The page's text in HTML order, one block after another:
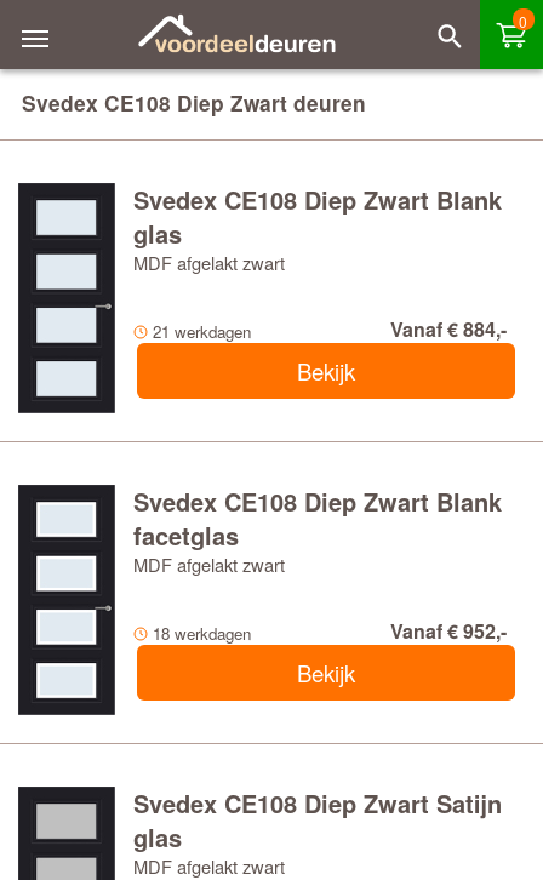
0
Svedex CE108 Diep Zwart deuren
Svedex CE108 Diep Zwart Blank
glas
MDF afgelakt zwart
21 werkdagen Vanaf € 884,-
Bekijk
Svedex CE108 Diep Zwart Blank
facetglas
MDF afgelakt zwart
18 werkdagen Vanaf € 952,-
Bekijk
Svedex CE108 Diep Zwart Satijn
glas
MDF afgelakt zwart